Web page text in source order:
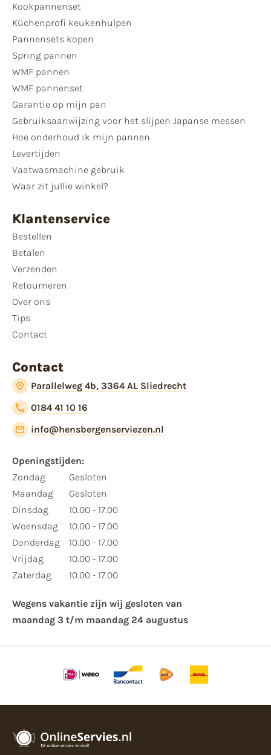
Kookpannenset
Küchenprofi keukenhulpen
Pannensets kopen
Spring pannen
WMF pannen
WMF pannenset
Garantie op mijn pan
Gebruiksaanwijzing voor het slijpen Japanse messen
Hoe onderhoud ik mijn pannen
Levertijden
Vaatwasmachine gebruik
Waar zit jullie winkel?
Klantenservice
Bestellen
Betalen
Verzenden
Retourneren
Over ons
Tips
Contact
Contact
Parallelweg 4b, 3364 AL Sliedrecht
0184 41 10 16
info@hensbergenserviezen.nl
Openingstijden:​
​Zondag
Maandag
Dinsdag
Woensdag
Donderdag
Vrijdag
Zaterdag
Gesloten
Gesloten
10.00 - 17.00
10.00 - 17.00
10.00 - 17.00
10.00 - 17.00
10.00 - 17.00
Wegens vakantie zijn wij gesloten van ​
maandag 3 t/m maandag 24 augustus